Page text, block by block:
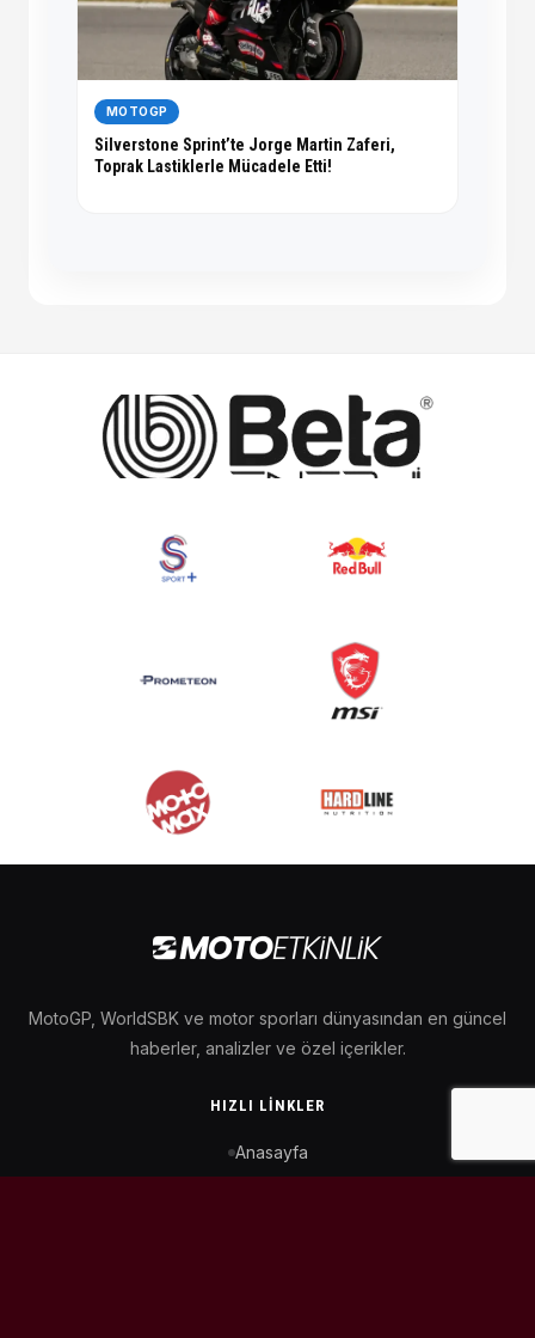
MOTOGP
Silverstone Sprint’te Jorge Martin Zaferi,
Toprak Lastiklerle Mücadele Etti!
MotoGP, WorldSBK ve motor sporları dünyasından en güncel
haberler, analizler ve özel içerikler.
HIZLI LINKLER
Anasayfa